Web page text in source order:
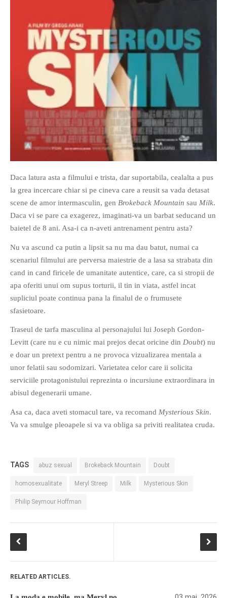
Daca latura asta a filmului e trista, dar suportabila, cealalta a pus
la grea incercare chiar si pe cineva care a reusit sa vada detasat
scene de amor intermasculin, gen Brokeback Mountain sau Milk.
Daca vi se pare ca exagerez, imaginati-va un barbat seducand un
baietel de 8 ani. Asa-i ca n-aveti antrenament pentru asta?
Nu va ascund ca putin a lipsit sa nu ma dau batut, numai ca
scenariul filmului are perversa maiestrie de a lasa sa strabata din
cand in cand firicele de umanitate autentice, care, ca si stropii de
apa oferiti unui om supus torturii, il tin in viata, astfel incat
supliciul poate continua pana la finalul de o frumusete
sfasietoare.
Traseul de tarfa masculina al personajului lui Joseph Gordon-
Levitt (care nu e cu nimic mai prejos decat oricine din Doubt) nu
e doar un pretext pentru a ne provoca vizualizarea mentala a
unor felatii sau sodomizari. Varietatea celor care ii solicita
serviciile protagonistului reprezinta o incursiune extraordinara in
abisul degenerarii umane.
Asa ca, daca aveti stomacul tare, va recomand Mysterious Skin.
Va va smulge pleoapele si va va obliga sa priviti realitatea cruda.
TAGS abuz sexual Brokeback Mountain Doubt
homosexualitate Meryl Streep Milk Mysterious Skin
Philip Seymour Hoffman
RELATED ARTICLES.